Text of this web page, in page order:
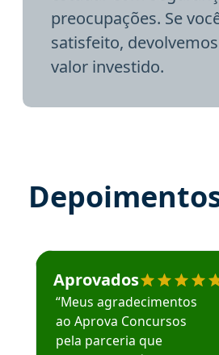
preocupações. Se
satisfeito,
valor investido.
Estudante José recomenda o
Aprovados
“Meus agradecimentos
ao Aprova Concursos
pela parceria que